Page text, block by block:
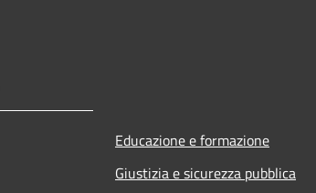
Educazione e formazione
Giustizia e sicurezza pubblica